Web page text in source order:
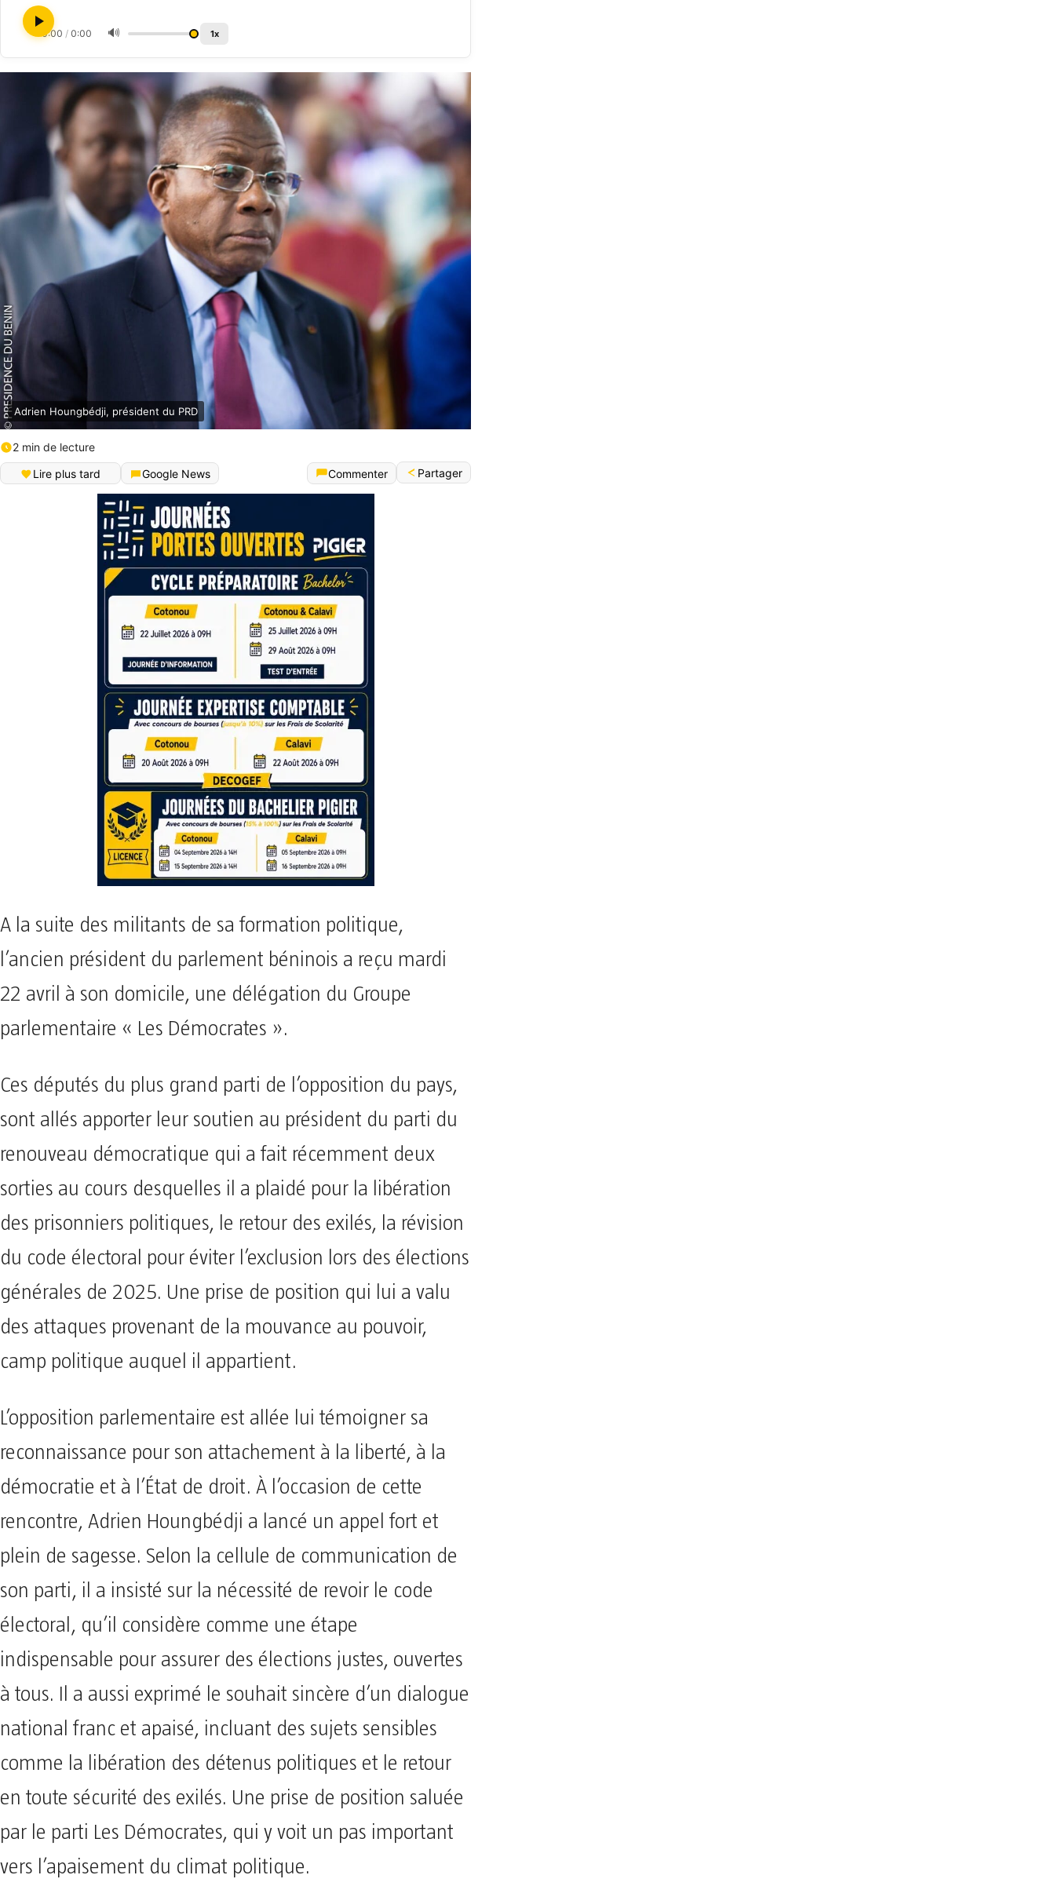
0:00 / 0:00 🔊 1x
Adrien Houngbédji, président du PRD
2 min de lecture
Lire plus tard
Google News Commenter Partager
A la suite des militants de sa formation politique,
l’ancien président du parlement béninois a reçu mardi
22 avril à son domicile, une délégation du Groupe
parlementaire « Les Démocrates ».
Ces députés du plus grand parti de l’opposition du pays,
sont allés apporter leur soutien au président du parti du
renouveau démocratique qui a fait récemment deux
sorties au cours desquelles il a plaidé pour la libération
des prisonniers politiques, le retour des exilés, la révision
du code électoral pour éviter l’exclusion lors des élections
générales de 2025. Une prise de position qui lui a valu
des attaques provenant de la mouvance au pouvoir,
camp politique auquel il appartient.
L’opposition parlementaire est allée lui témoigner sa
reconnaissance pour son attachement à la liberté, à la
démocratie et à l’État de droit. À l’occasion de cette
rencontre, Adrien Houngbédji a lancé un appel fort et
plein de sagesse. Selon la cellule de communication de
son parti, il a insisté sur la nécessité de revoir le code
électoral, qu’il considère comme une étape
indispensable pour assurer des élections justes, ouvertes
à tous. Il a aussi exprimé le souhait sincère d’un dialogue
national franc et apaisé, incluant des sujets sensibles
comme la libération des détenus politiques et le retour
en toute sécurité des exilés. Une prise de position saluée
par le parti Les Démocrates, qui y voit un pas important
vers l’apaisement du climat politique.